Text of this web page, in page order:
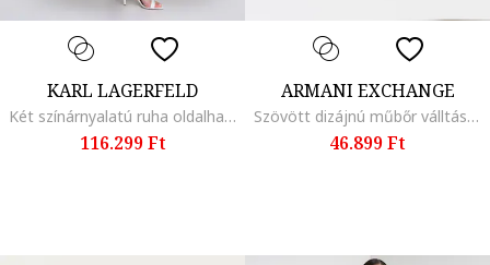
KARL LAGERFELD
Két színárnyalatú ruha oldalhasítékkal, Koptatott fekete
116.299 Ft
ARMANI EXCHANGE
Szövött dizájnú műbőr válltáska, Világosbarna
46.899 Ft